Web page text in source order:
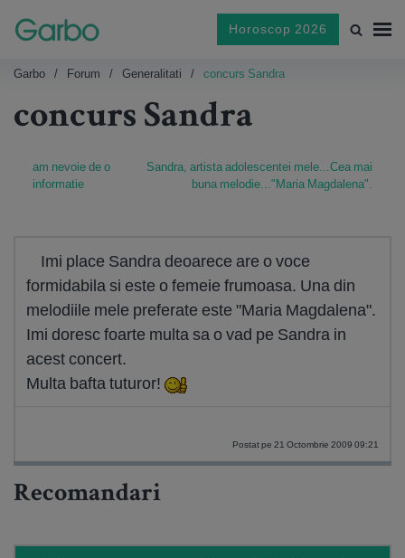
Horoscop 2026
Garbo Forum Generalitati concurs Sandra
concurs Sandra
am nevoie de o
informatie
Sandra, artista adolescentei mele...Cea mai
buna melodie..."Maria Magdalena".
Imi place Sandra deoarece are o voce
formidabila si este o femeie frumoasa. Una din
melodiile mele preferate este "Maria Magdalena".
Imi doresc foarte multa sa o vad pe Sandra in
acest concert.
Multa bafta tuturor!
Postat pe 21 Octombrie 2009 09:21
Recomandari